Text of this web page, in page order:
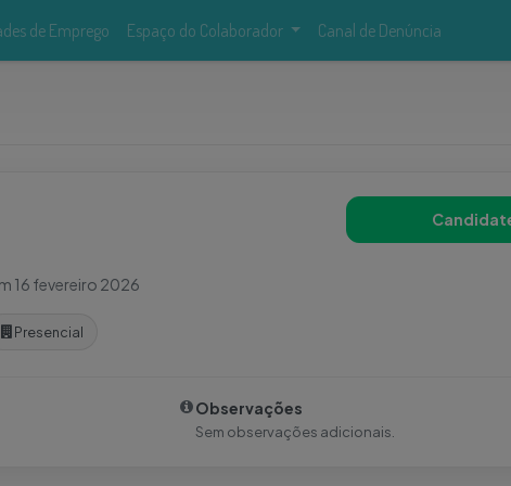
de Emprego Espaço do Colaborador Canal de Denúncia
16 fevereiro 2026
Presencial
Observações
Sem observações adicionais.